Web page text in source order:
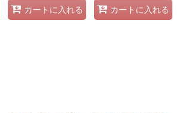
カートに入れる カートに入れる